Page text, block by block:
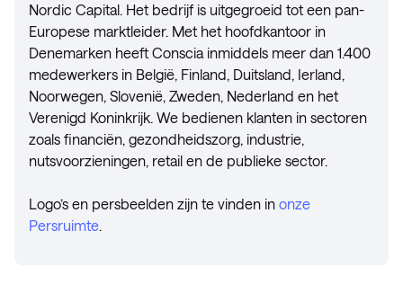
Nordic Capital. Het bedrijf is uitgegroeid tot een pan-
Europese marktleider. Met het hoofdkantoor in
Denemarken heeft Conscia inmiddels meer dan 1.400
medewerkers in België, Finland, Duitsland, Ierland,
Noorwegen, Slovenië, Zweden, Nederland en het
Verenigd Koninkrijk. We bedienen klanten in sectoren
zoals financiën, gezondheidszorg, industrie,
nutsvoorzieningen, retail en de publieke sector.
Logo’s en persbeelden zijn te vinden in onze
Persruimte.